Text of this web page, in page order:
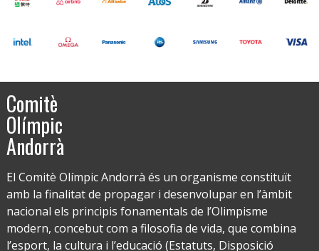
Comitè
Olímpic
Andorrà
El Comitè Olímpic Andorrà és un organisme constituït
amb la finalitat de propagar i desenvolupar en l’àmbit
nacional els principis fonamentals de l’Olimpisme
modern, concebut com a filosofia de vida, que combina
l’esport, la cultura i l’educació (Estatuts, Disposició